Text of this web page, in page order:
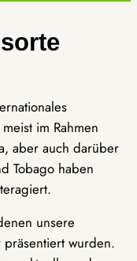
im Rahmen
aber auch darüber
Tobago haben
unsere
wurden.